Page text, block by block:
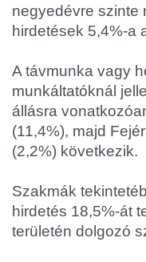
negyedévre szinte
hirdetések 5,4%-a
A távmunka vagy
munkáltatóknál
állásra
(11,4%), majd
(2,2%) következik.
Szakmák
hirdetés 18,5%-át
területén dolgozó